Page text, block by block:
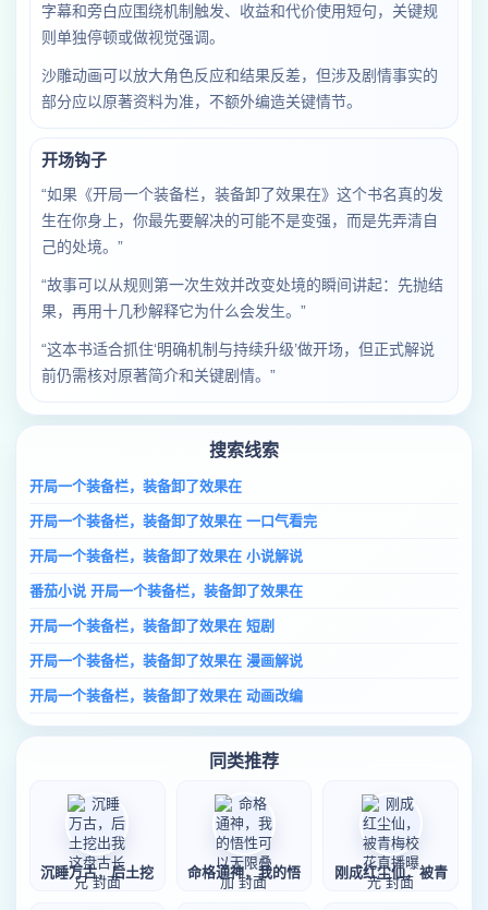
字幕和旁白应围绕机制触发、收益和代价使用短句，关键规
则单独停顿或做视觉强调。
沙雕动画可以放大角色反应和结果反差，但涉及剧情事实的
部分应以原著资料为准，不额外编造关键情节。
开场钩子
“如果《开局一个装备栏，装备卸了效果在》这个书名真的发
生在你身上，你最先要解决的可能不是变强，而是先弄清自
己的处境。”
“故事可以从规则第一次生效并改变处境的瞬间讲起：先抛结
果，再用十几秒解释它为什么会发生。”
“这本书适合抓住‘明确机制与持续升级’做开场，但正式解说
前仍需核对原著简介和关键剧情。”
搜索线索
开局一个装备栏，装备卸了效果在
开局一个装备栏，装备卸了效果在 一口气看完
开局一个装备栏，装备卸了效果在 小说解说
番茄小说 开局一个装备栏，装备卸了效果在
开局一个装备栏，装备卸了效果在 短剧
开局一个装备栏，装备卸了效果在 漫画解说
开局一个装备栏，装备卸了效果在 动画改编
同类推荐
沉睡万古，后土挖 命格通神，我的悟 刚成红尘仙，被青